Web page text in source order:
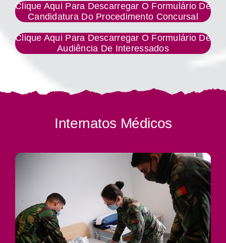
Clique Aqui Para Descarregar O Formulário De
Candidatura Do Procedimento Concursal
Clique Aqui Para Descarregar O Formulário De
Audiência De Interessados
Internatos Médicos